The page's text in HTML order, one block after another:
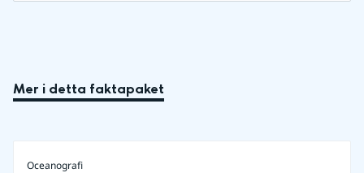
Mer i detta faktapaket
Oceanografi